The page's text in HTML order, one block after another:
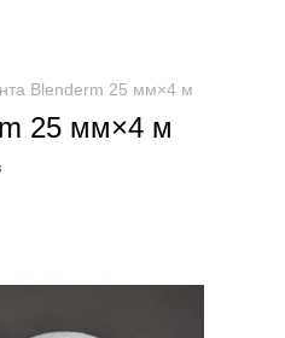
Blenderm 25 мм×4 м
25 мм×4 м